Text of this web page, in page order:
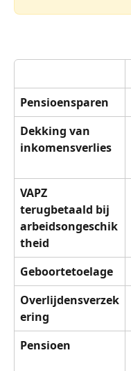
Pensioensparen
Dekking van
inkomensverlies
VAPZ
terugbetaald bij
arbeidsongeschik
theid
Geboortetoelage
Overlijdensverzek
ering
Pensioen